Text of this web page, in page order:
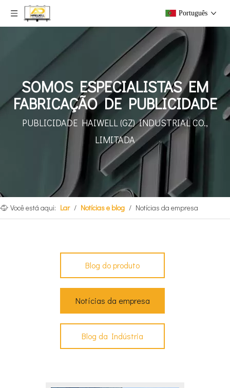
Português
SOMOS ESPECIALISTAS EM
FABRICAÇÃO DE PUBLICIDADE
PUBLICIDADE HAIWELL (GZ)INDUSTRIAL CO.,
LIMITADA
Você está aqui: Lar / Notícias e blog / Notícias da empresa
Blog do produto
Notícias da empresa
Blog da Indústria